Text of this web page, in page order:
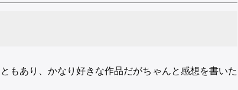
もあり、かなり好きな作品だがちゃんと感想を書いた